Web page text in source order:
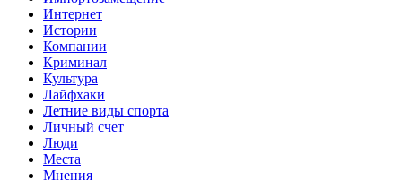
Интернет
Истории
Компании
Криминал
Культура
Лайфхаки
Летние виды спорта
Личный счет
Люди
Места
Мнения